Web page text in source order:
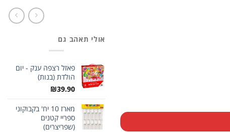
אולי תאהב גם
פאזל רצפה ענק - יום
הולדת (בנות)
₪39.90
מארז 10 יח' בקבוקוני
ספריי קטנים
(שפריצרים)